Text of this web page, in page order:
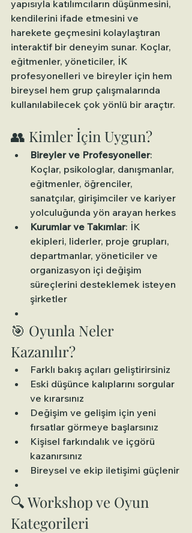
yapısıyla katılımcıların düşünmesini,
kendilerini ifade etmesini ve
harekete geçmesini kolaylaştıran
interaktif bir deneyim sunar. Koçlar,
eğitmenler, yöneticiler, İK
profesyonelleri ve bireyler için hem
bireysel hem grup çalışmalarında
kullanılabilecek çok yönlü bir araçtır.
👥 Kimler İçin Uygun?
Bireyler ve Profesyoneller:
Koçlar, psikologlar, danışmanlar,
eğitmenler, öğrenciler,
sanatçılar, girişimciler ve kariyer
yolculuğunda yön arayan herkes
Kurumlar ve Takımlar: İK
ekipleri, liderler, proje grupları,
departmanlar, yöneticiler ve
organizasyon içi değişim
süreçlerini desteklemek isteyen
şirketler
🎯 Oyunla Neler
Kazanılır?
Farklı bakış açıları geliştirirsiniz
Eski düşünce kalıplarını sorgular
ve kırarsınız
Değişim ve gelişim için yeni
fırsatlar görmeye başlarsınız
Kişisel farkındalık ve içgörü
kazanırsınız
Bireysel ve ekip iletişimi güçlenir
🔍 Workshop ve Oyun
Kategorileri